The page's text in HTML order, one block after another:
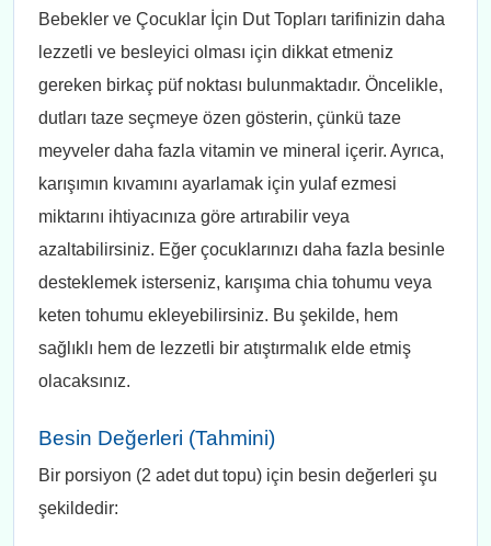
Bebekler ve Çocuklar İçin Dut Topları tarifinizin daha
lezzetli ve besleyici olması için dikkat etmeniz
gereken birkaç püf noktası bulunmaktadır. Öncelikle,
dutları taze seçmeye özen gösterin, çünkü taze
meyveler daha fazla vitamin ve mineral içerir. Ayrıca,
karışımın kıvamını ayarlamak için yulaf ezmesi
miktarını ihtiyacınıza göre artırabilir veya
azaltabilirsiniz. Eğer çocuklarınızı daha fazla besinle
desteklemek isterseniz, karışıma chia tohumu veya
keten tohumu ekleyebilirsiniz. Bu şekilde, hem
sağlıklı hem de lezzetli bir atıştırmalık elde etmiş
olacaksınız.
Besin Değerleri (Tahmini)
Bir porsiyon (2 adet dut topu) için besin değerleri şu
şekildedir: